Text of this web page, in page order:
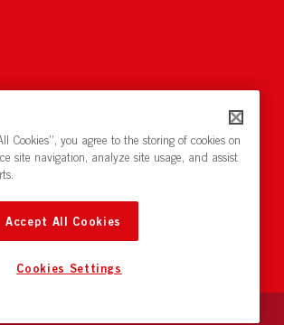
konferens: cirkelnstockholm.se
Cookies”, you agree to the storing of cookies on
site navigation, analyze site usage, and assist
Accept All Cookies
Cookies Settings